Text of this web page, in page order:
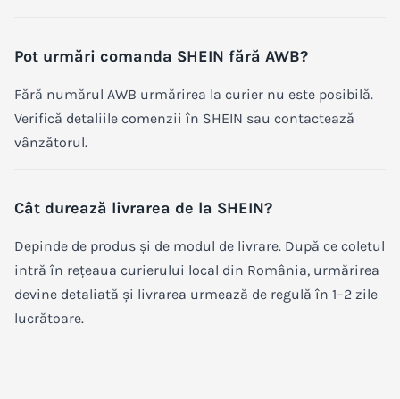
Pot urmări comanda SHEIN fără AWB?
Fără numărul AWB urmărirea la curier nu este posibilă.
Verifică detaliile comenzii în SHEIN sau contactează
vânzătorul.
Cât durează livrarea de la SHEIN?
Depinde de produs și de modul de livrare. După ce coletul
intră în rețeaua curierului local din România, urmărirea
devine detaliată și livrarea urmează de regulă în 1–2 zile
lucrătoare.